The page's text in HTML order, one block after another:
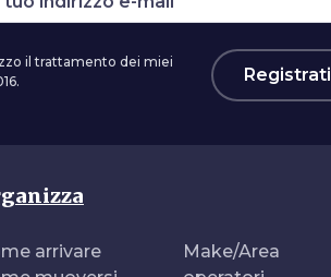
il trattamento dei miei
Registrati
arrivare
Make/Area